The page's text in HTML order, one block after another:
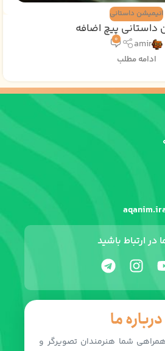
انیمیشن داستانی
داستانی پیچ اضافه
amir
0
ادامه مطلب
درباره ما
شما هنرمندان تصویرگر و
در ارتباط باشید